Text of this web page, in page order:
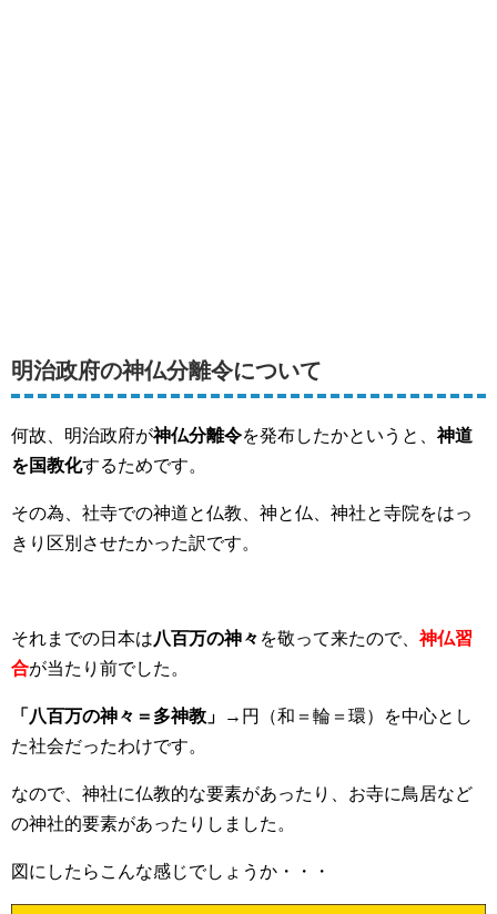
明治政府の神仏分離令について
何故、明治政府が神仏分離令を発布したかというと、神道
を国教化するためです。
その為、社寺での神道と仏教、神と仏、神社と寺院をはっ
きり区別させたかった訳です。
それまでの日本は八百万の神々 を敬って来たので、神仏習
合が当たり前でした。
「八百万の神々＝多神教」
→円（和＝輪＝環）を中心とし
た社会だったわけです。
なので、神社に仏教的な要素があったり、お寺に鳥居など
の神社的要素があったりしました。
図にしたらこんな感じでしょうか・・・